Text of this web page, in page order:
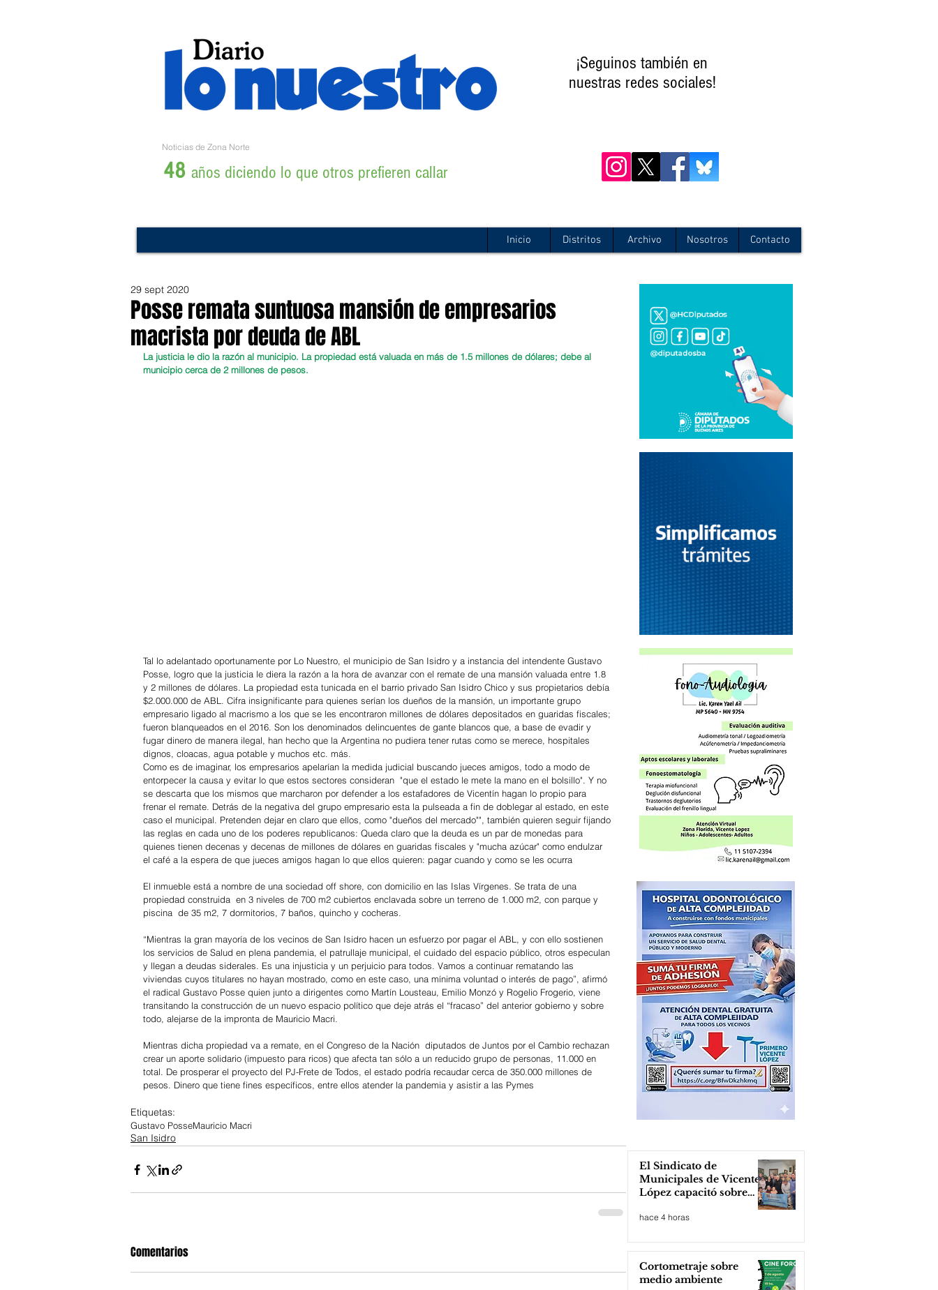
¡Seguinos también en
nuestras redes sociales!
Noticias de Zona Norte
48 años diciendo lo que otros prefieren callar
Inicio Distritos Archivo Nosotros Contacto
Posse remata suntuosa mansión de empresarios
macrista por deuda de ABL
29 sept 2020
La justicia le dio la razón al municipio. La propiedad está valuada en más de 1.5 millones de dólares; debe al
municipio cerca de 2 millones de pesos.
Tal lo adelantado oportunamente por Lo Nuestro, el municipio de San Isidro y a instancia del intendente Gustavo
Posse, logro que la justicia le diera la razón a la hora de avanzar con el remate de una mansión valuada entre 1.8
y 2 millones de dólares. La propiedad esta tunicada en el barrio privado San Isidro Chico y sus propietarios debía
$2.000.000 de ABL. Cifra insignificante para quienes serían los dueños de la mansión, un importante grupo
empresario ligado al macrismo a los que se les encontraron millones de dólares depositados en guaridas fiscales;
fueron blanqueados en el 2016. Son los denominados delincuentes de gante blancos que, a base de evadir y
fugar dinero de manera ilegal, han hecho que la Argentina no pudiera tener rutas como se merece, hospitales
dignos, cloacas, agua potable y muchos etc. más.
Como es de imaginar, los empresarios apelarían la medida judicial buscando jueces amigos, todo a modo de
entorpecer la causa y evitar lo que estos sectores consideran  "que el estado le mete la mano en el bolsillo". Y no
se descarta que los mismos que marcharon por defender a los estafadores de Vicentín hagan lo propio para
frenar el remate. Detrás de la negativa del grupo empresario esta la pulseada a fin de doblegar al estado, en este
caso el municipal. Pretenden dejar en claro que ellos, como "dueños del mercado"", también quieren seguir fijando
las reglas en cada uno de los poderes republicanos: Queda claro que la deuda es un par de monedas para
quienes tienen decenas y decenas de millones de dólares en guaridas fiscales y "mucha azúcar" como endulzar
el café a la espera de que jueces amigos hagan lo que ellos quieren: pagar cuando y como se les ocurra
El inmueble está a nombre de una sociedad off shore, con domicilio en las Islas Vírgenes. Se trata de una
propiedad construida  en 3 niveles de 700 m2 cubiertos enclavada sobre un terreno de 1.000 m2, con parque y
piscina  de 35 m2, 7 dormitorios, 7 baños, quincho y cocheras.
“Mientras la gran mayoría de los vecinos de San Isidro hacen un esfuerzo por pagar el ABL, y con ello sostienen
los servicios de Salud en plena pandemia, el patrullaje municipal, el cuidado del espacio público, otros especulan
y llegan a deudas siderales. Es una injusticia y un perjuicio para todos. Vamos a continuar rematando las
viviendas cuyos titulares no hayan mostrado, como en este caso, una mínima voluntad o interés de pago”, afirmó
el radical Gustavo Posse quien junto a dirigentes como Martín Lousteau, Emilio Monzó y Rogelio Frogerio, viene
transitando la construcción de un nuevo espacio político que deje atrás el “fracaso” del anterior gobierno y sobre
todo, alejarse de la impronta de Mauricio Macri.
Mientras dicha propiedad va a remate, en el Congreso de la Nación  diputados de Juntos por el Cambio rechazan
crear un aporte solidario (impuesto para ricos) que afecta tan sólo a un reducido grupo de personas, 11.000 en
total. De prosperar el proyecto del PJ-Frete de Todos, el estado podría recaudar cerca de 350.000 millones de
pesos. Dinero que tiene fines específicos, entre ellos atender la pandemia y asistir a las Pymes
Etiquetas:
Gustavo PosseMauricio Macri
San Isidro
Comentarios
El Sindicato de
Municipales de Vicente
López capacitó sobre
hace 4 horas
Cortometraje sobre
medio ambiente